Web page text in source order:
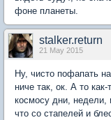
фоне планеты.
stalker.return
21 May 2015
Ну, чисто пофапать
ниче так, ок. А то
космосу дни, недели,
что со стапелей и